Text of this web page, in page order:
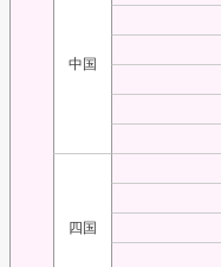
中国
四国